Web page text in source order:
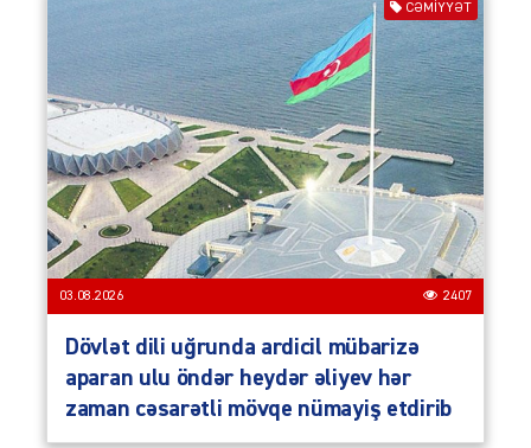
CƏMIYYƏT
03.08.2026 2407
Dövlət dili uğrunda ardicil mübarizə
aparan ulu öndər heydər əliyev hər
zaman cəsarətli mövqe nümayiş etdirib